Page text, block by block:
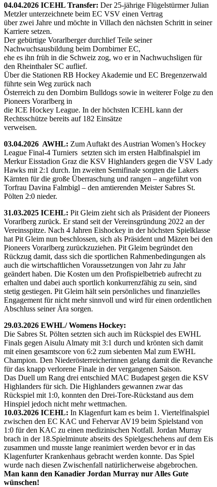
04.04.2026 ICEHL Transfer: Der 25-jährige Flügelstürmer Julian
Metzler unterzeichnete beim EC VSV einen Vertrag
über zwei Jahre und möchte in Villach den nächsten Schritt in seiner
Karriere setzen.
Der gebürtige Vorarlberger durchlief Teile seiner
Nachwuchsausbildung beim Dornbirner EC,
ehe es ihn früh in die Schweiz zog, wo er in Nachwuchsligen für
den Rheinthaler SC auflief.
Über die Stationen RB Hockey Akademie und EC Bregenzerwald
führte sein Weg zurück nach
Österreich zu den Dornbirn Bulldogs sowie in weiterer Folge zu den
Pioneers Vorarlberg in
die ICE Hockey League. In der höchsten ICEHL kann der
Rechtsschütze bereits auf 182 Einsätze
verweisen.
03.04.2026 AWHL: Zum Auftakt des Austrian Women’s Hockey
League Final-4 Turniers setzten sich im ersten Halbfinalspiel im
Merkur Eisstadion Graz die KSV Highlanders gegen die VSV Lady
Hawks mit 2:1 durch. Im zweiten Semifinale sorgten die Lakers
Kärnten für die große Überraschung und rangen – angeführt von
Torfrau Davina Falmbigl – den amtierenden Meister Sabres St.
Pölten 2:0 nieder.
31.03.2025 ICEHL: Pit Gleim zieht sich als Präsident der Pioneers
Vorarlberg zurück. Er stand seit der Vereinsgründung 2022 an der
Vereinsspitze. Nach 4 Jahren Eishockey in der höchsten Spielklasse
hat Pit Gleim nun beschlossen, sich als Präsident und Mäzen bei den
Pioneers Vorarlberg zurückzuziehen. Pit Gleim begründet den
Rückzug damit, dass sich die sportlichen Rahmenbedingungen als
auch die wirtschaftlichen Voraussetzungen von Jahr zu Jahr
geändert haben. Die Kosten um den Profispielbetrieb aufrecht zu
erhalten und dabei auch sportlich konkurrenzfähig zu sein, sind
stetig gestiegen. Pit Gleim hält sein persönliches und finanzielles
Engagement für nicht mehr sinnvoll und wird für einen ordentlichen
Abschluss seiner Ära sorgen.
29.03.2026 EWHL/ Womens Hockey:
Die Sabres St. Pölten setzten sich auch im Rückspiel des EWHL
Finals gegen Aisulu Almaty mit 3:1 durch und krönten sich damit
mit einen gesamtscore von 6:2 zum siebenten Mal zum EWHL
Champion. Den Niederösterreicherinnen gelang damit die Revanche
für das knapp verlorene Finale in der vergangenen Saison.
Das Duell um Rang drei entschied MAC Budapest gegen die KSV
Highlanders für sich. Die Highlanders gewannen zwar das
Rückspiel mit 1:0, konnten den Drei-Tore-Rückstand aus dem
Hinspiel jedoch nicht mehr wettmachen.
10.03.2026 ICEHL: In Klagenfurt kam es beim 1. Viertelfinalspiel
zwischen den EC KAC und Fehervar AV19 beim Spielstand von
1:0 für den KAC zu einen medizinischen Notfall. Jordan Murray
brach in der 18.Spielminute abseits des Spielgeschehens auf dem Eis
zusammen und musste lange reanimiert werden bevor er in das
Klagenfurter Krankenhaus gebracht werden konnte. Das Spiel
wurde nach diesen Zwischenfall natürlicherweise abgebrochen.
Man kann den Kanadier Jordan Murray nur Alles Gute
wünschen!